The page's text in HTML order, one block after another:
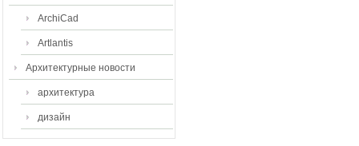
ArchiCad
Artlantis
Архитектурные новости
архитектура
дизайн